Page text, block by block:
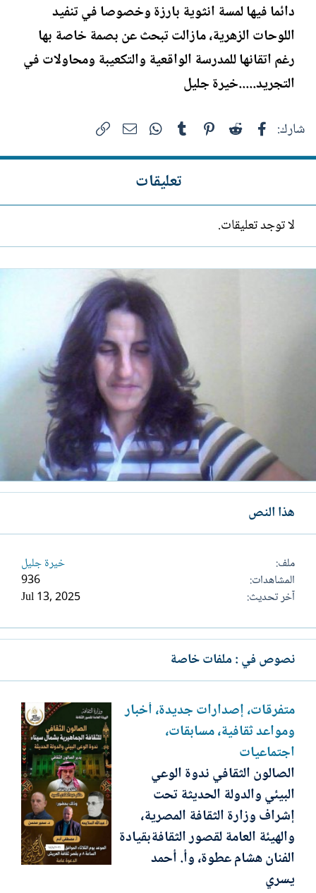
دائما فيها لمسة انثوية بارزة وخصوصا في تنفيد
اللوحات الزهرية، مازالت تبحث عن بصمة خاصة بها
رغم اتقانها للمدرسة الواقعية والتكعيبة ومحاولات في
التجريد.....خيرة جليل
شارك: فيسبوك Reddit
Pinterest
Tumblr
WhatsAppالبريد الإلكتروني
تعليقات
لا توجد تعليقات.
هذا النص
ملف
خيرة جليل
المشاهدات
936
آخر تحديث
Jul 13, 2025
نصوص في : ملفات خاصة
متفرقات، إصدارات جديدة، أخبار
ومواعد ثقافية، مسابقات،
اجتماعيات
الصالون الثقافي ندوة الوعي
البيئي والدولة الحديثة تحت
إشراف وزارة الثقافة المصرية،
والهيئة العامة لقصور الثقافةبقيادة
الفنان هشام عطوة، وأ. أحمد
يسري